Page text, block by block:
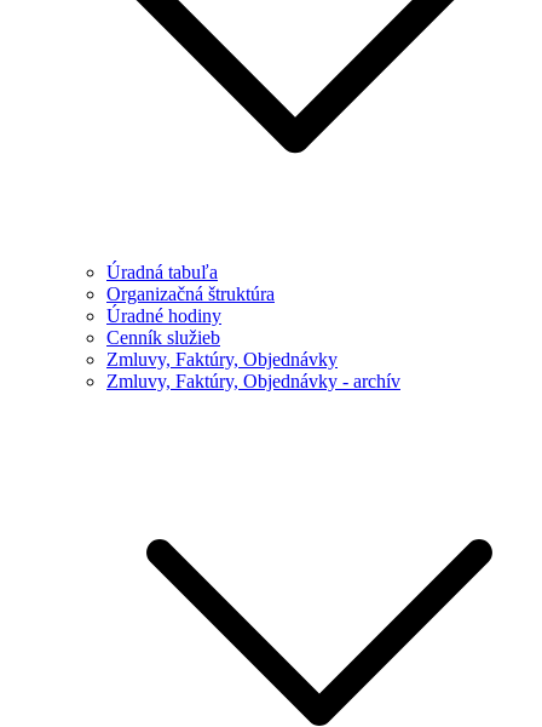
Úradná tabuľa
Organizačná štruktúra
Úradné hodiny
Cenník služieb
Zmluvy, Faktúry, Objednávky
Zmluvy, Faktúry, Objednávky - archív